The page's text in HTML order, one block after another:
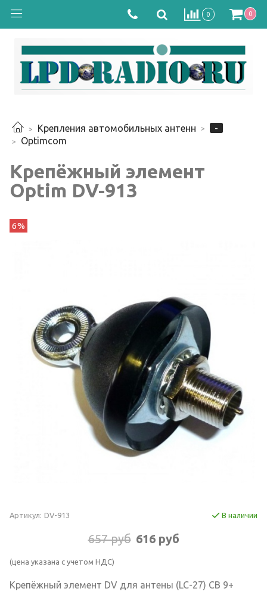
0 0
Крепления автомобильных антенн
-
Optimcom
Крепёжный элемент
Optim DV-913
6%
Артикул: DV-913 В наличии
657 руб 616 руб
(цена указана с учетом НДС)
Крепёжный элемент DV для антены (LC-27) СВ 9+